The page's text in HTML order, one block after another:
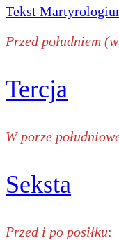
Tekst
Przed południem
Tercja
W porze
Seksta
Przed i po posiłku: